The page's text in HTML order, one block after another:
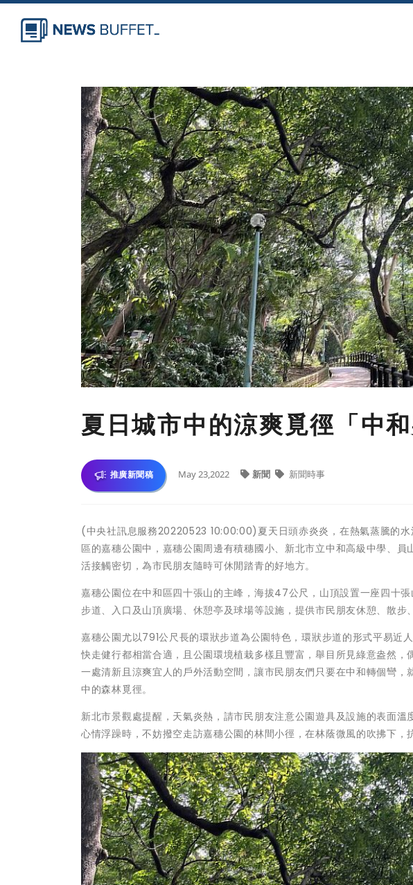
夏日城市中的涼爽覓徑「中和
推廣新聞稿 May 23,2022 新聞 新聞時事
(中央社訊息服務20220523 10:00:00)夏天日頭赤炎炎，在熱氣蒸騰的
區的嘉穗公園中，嘉穗公園周邊有積穗國小、新北市立中和高級中學、
活接觸密切，為市民朋友隨時可休閒踏青的好地方。
嘉穗公園位在中和區四十張山的主峰，海拔47公尺，山頂設置一座四十
步道、入口及山頂廣場、休憩亭及球場等設施，提供市民朋友休憩、散步
嘉穗公園尤以791公尺長的環狀步道為公園特色，環狀步道的形式平易近
快走健行都相當合適，且公園環境植栽多樣且豐富，舉目所見綠意盎然
一處清新且涼爽宜人的戶外活動空間，讓市民朋友們只要在中和轉個彎
中的森林覓徑。
新北市景觀處提醒，天氣炎熱，請市民朋友注意公園遊具及設施的表面
心情浮躁時，不妨撥空走訪嘉穗公園的林間小徑，在林蔭微風的吹拂下，